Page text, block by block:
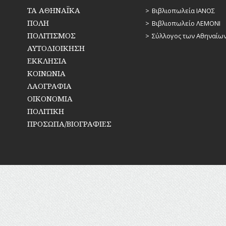
ΤΑ ΑΘΗΝΑΪΚΑ
ΠΟΛΗ
ΠΟΛΙΤΙΣΜΟΣ
ΑΥΤΟΔΙΟΙΚΗΣΗ
ΕΚΚΛΗΣΙΑ
ΚΟΙΝΩΝΙΑ
ΛΑΟΓΡΑΦΙΑ
ΟΙΚΟΝΟΜΙΑ
ΠΟΛΙΤΙΚΗ
ΠΡΟΣΩΠΑ/ΒΙΟΓΡΑΦΙΕΣ
Βιβλιοπωλεία ΙΑΝΟΣ
Βιβλιοπωλείο ΛΕΜΟΝΙ
Σύλλογος των